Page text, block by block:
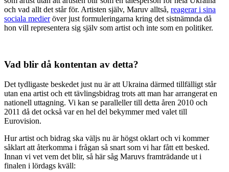
och vad allt det står för. Artisten själv, Maruv alltså, reagerar i sina
sociala medieröver just formuleringarna kring det sistnämnda då
hon vill representera sig själv som artist och inte som en politiker.
Vad blir då kontentan av detta?
Det tydligaste beskedet just nu är att Ukraina därmed tillfälligt står
utan ena artist och ett tävlingsbidrag trots att man har arrangerat en
nationell uttagning. Vi kan se paralleller till detta åren 2010 och
2011 då det också var en hel del bekymmer med valet till
Eurovision.
Hur artist och bidrag ska väljs nu är högst oklart och vi kommer
såklart att återkomma i frågan så snart som vi har fått ett besked.
Innan vi vet vem det blir, så här såg Maruvs framträdande ut i
finalen i lördags kväll: